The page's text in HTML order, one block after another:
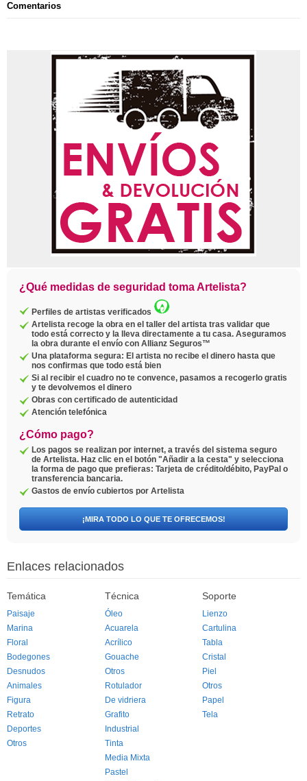
Comentarios
¿Qué medidas de seguridad toma Artelista?
Perfiles de artistas verificados
Artelista recoge la obra en el taller del artista tras validar que
todo está correcto y la lleva directamente a tu casa. Aseguramos
la obra durante el envío con Allianz Seguros™
Una plataforma segura: El artista no recibe el dinero hasta que
nos confirmas que todo está bien
Si al recibir el cuadro no te convence, pasamos a recogerlo gratis
y te devolvemos el dinero
Obras con certificado de autenticidad
Atención telefónica
¿Cómo pago?
Los pagos se realizan por internet, a través del sistema seguro
de Artelista. Haz clic en el botón "Añadir a la cesta" y selecciona
la forma de pago que prefieras: Tarjeta de crédito/débito, PayPal o
transferencia bancaria.
Gastos de envío cubiertos por Artelista
¡MIRA TODO LO QUE TE OFRECEMOS!
Enlaces relacionados
Temática
Paisaje
Marina
Floral
Bodegones
Desnudos
Animales
Figura
Retrato
Deportes
Otros
Técnica
Óleo
Acuarela
Acrílico
Gouache
Otros
Rotulador
De vidriera
Grafito
Industrial
Tinta
Media Mixta
Pastel
Soporte
Lienzo
Cartulina
Tabla
Cristal
Piel
Otros
Papel
Tela